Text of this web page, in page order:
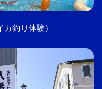
釣り体験）